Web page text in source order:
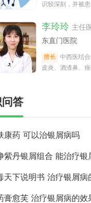
识较深刻，并被
李玲玲 主任
东直门医院
擅长
中西医结
皮炎、酒渣鼻、
答
康药 可以治银屑病吗
紫丹银屑组合 能治疗银
天下说明书 治疗银屑病
膏愈芙 治疗银屑病的效